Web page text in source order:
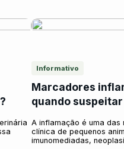
Informativo
Marcadores
quando
A inflamação é uma
clínica de pequenos
imunomediadas,